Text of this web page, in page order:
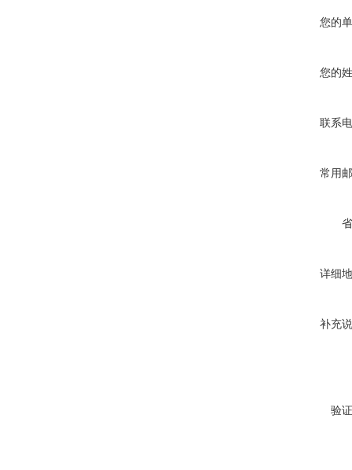
您的
您的
联系
常用
详细
补充
验